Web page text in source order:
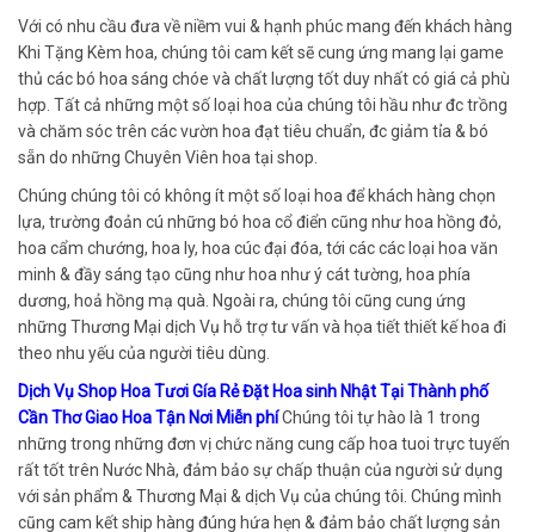
Với có nhu cầu đưa về niềm vui & hạnh phúc mang đến khách hàng
Khi Tặng Kèm hoa, chúng tôi cam kết sẽ cung ứng mang lại game
thủ các bó hoa sáng chóe và chất lượng tốt duy nhất có giá cả phù
hợp. Tất cả những một số loại hoa của chúng tôi hầu như đc trồng
và chăm sóc trên các vườn hoa đạt tiêu chuẩn, đc giảm tỉa & bó
sẵn do những Chuyên Viên hoa tại shop.
Chúng chúng tôi có không ít một số loại hoa để khách hàng chọn
lựa, trường đoản cú những bó hoa cổ điển cũng như hoa hồng đỏ,
hoa cẩm chướng, hoa ly, hoa cúc đại đóa, tới các các loại hoa văn
minh & đầy sáng tạo cũng như hoa như ý cát tường, hoa phía
dương, hoả hồng mạ quà. Ngoài ra, chúng tôi cũng cung ứng
những Thương Mại dịch Vụ hỗ trợ tư vấn và họa tiết thiết kế hoa đi
theo nhu yếu của người tiêu dùng.
Dịch Vụ Shop Hoa Tươi Gía Rẻ Đặt Hoa sinh Nhật Tại Thành phố
Cần Thơ Giao Hoa Tận Nơi Miễn phíChúng tôi tự hào là 1 trong
những trong những đơn vị chức năng cung cấp hoa tuoi trực tuyến
rất tốt trên Nước Nhà, đảm bảo sự chấp thuận của người sử dụng
với sản phẩm & Thương Mại & dịch Vụ của chúng tôi. Chúng mình
cũng cam kết ship hàng đúng hứa hẹn & đảm bảo chất lượng sản